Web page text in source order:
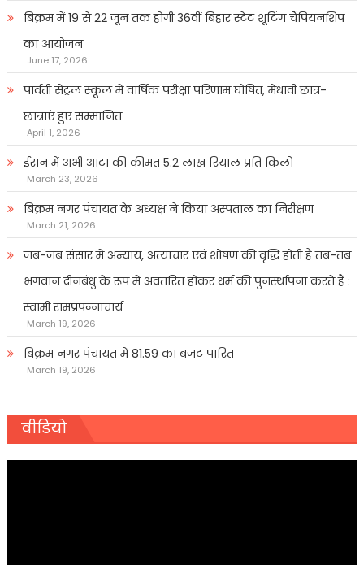
बिक्रम में 19 से 22 जून तक होगी 36वीं बिहार स्टेट शूटिंग चैंपियनशिप
का आयोजन
June 17, 2026
पार्वती सेंट्रल स्कूल में वार्षिक परीक्षा परिणाम घोषित, मेधावी छात्र-
छात्राएं हुए सम्मानित
April 1, 2026
ईरान में अभी आटा की कीमत 5.2 लाख रियाल प्रति किलो
March 23, 2026
बिक्रम नगर पंचायत के अध्यक्ष ने किया अस्पताल का निरीक्षण
March 21, 2026
जब-जब संसार में अन्याय, अत्याचार एवं शोषण की वृद्धि होती है तब-तब
भगवान दीनबंधु के रूप में अवतरित होकर धर्म की पुनर्स्थापना करते हैं :
स्वामी रामप्रपन्नाचार्य
March 19, 2026
बिक्रम नगर पंचायत में 81.59 का बजट पारित
March 19, 2026
वीडियो